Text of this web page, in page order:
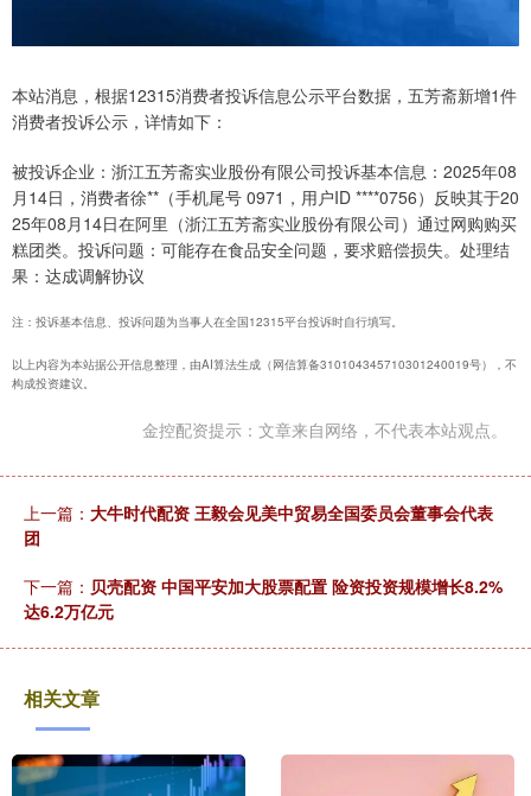
本站消息，根据12315消费者投诉信息公示平台数据，五芳斋新增1件
消费者投诉公示，详情如下：
被投诉企业：浙江五芳斋实业股份有限公司投诉基本信息：2025年08
月14日，消费者徐**（手机尾号 0971，用户ID ****0756）反映其于20
25年08月14日在阿里（浙江五芳斋实业股份有限公司）通过网购购买
糕团类。投诉问题：可能存在食品安全问题，要求赔偿损失。处理结
果：达成调解协议
注：投诉基本信息、投诉问题为当事人在全国12315平台投诉时自行填写。
以上内容为本站据公开信息整理，由AI算法生成（网信算备310104345710301240019号），不
构成投资建议。
金控配资提示：文章来自网络，不代表本站观点。
上一篇： 大牛时代配资 ​王毅会见美中贸易全国委员会董事会代表
团
下一篇： 贝壳配资 中国平安加大股票配置 险资投资规模增长8.2%
达6.2万亿元
相关文章